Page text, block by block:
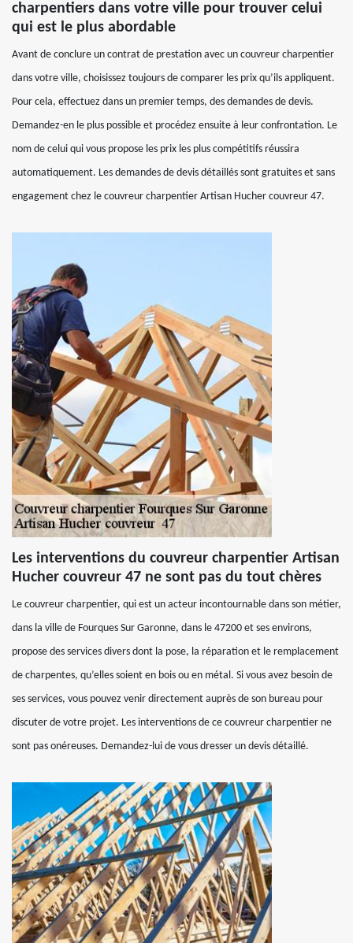
charpentiers dans votre ville pour trouver celui
qui est le plus abordable
Avant de conclure un contrat de prestation avec un couvreur charpentier
dans votre ville, choisissez toujours de comparer les prix qu’ils appliquent.
Pour cela, effectuez dans un premier temps, des demandes de devis.
Demandez-en le plus possible et procédez ensuite à leur confrontation. Le
nom de celui qui vous propose les prix les plus compétitifs réussira
automatiquement. Les demandes de devis détaillés sont gratuites et sans
engagement chez le couvreur charpentier Artisan Hucher couvreur 47.
Les interventions du couvreur charpentier Artisan
Hucher couvreur 47 ne sont pas du tout chères
Le couvreur charpentier, qui est un acteur incontournable dans son métier,
dans la ville de Fourques Sur Garonne, dans le 47200 et ses environs,
propose des services divers dont la pose, la réparation et le remplacement
de charpentes, qu’elles soient en bois ou en métal. Si vous avez besoin de
ses services, vous pouvez venir directement auprès de son bureau pour
discuter de votre projet. Les interventions de ce couvreur charpentier ne
sont pas onéreuses. Demandez-lui de vous dresser un devis détaillé.